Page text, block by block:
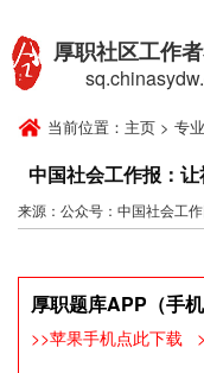
厚职社区工作
当前位置： 主页 > 专
中国社会工作报：
来源：公众号：中国社会
厚职题库APP（手
>>苹果手机点此下载